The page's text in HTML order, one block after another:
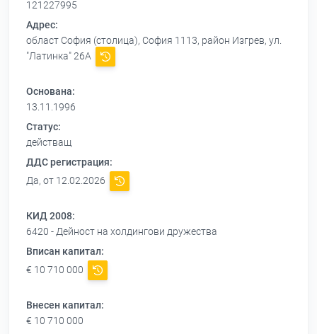
121227995
Адрес:
област София (столица), София 1113, район Изгрев, ул.
"Латинка" 26А
Основана:
13.11.1996
Статус:
действащ
ДДС регистрация:
Да, от 12.02.2026
КИД 2008:
6420 - Дейност на холдингови дружества
Вписан капитал:
€ 10 710 000
Внесен капитал:
€ 10 710 000